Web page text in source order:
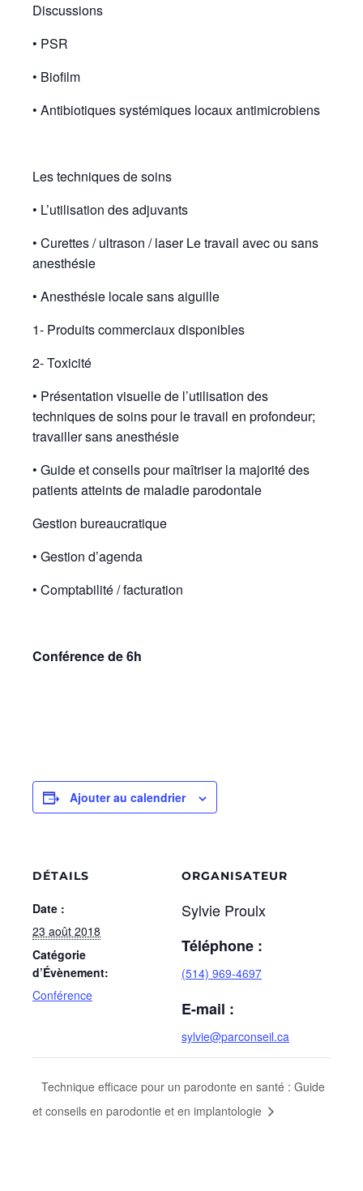
Discussions
• PSR
• Biofilm
• Antibiotiques systémiques locaux antimicrobiens
Les techniques de soins
• L’utilisation des adjuvants
• Curettes / ultrason / laser Le travail avec ou sans
anesthésie
• Anesthésie locale sans aiguille
1- Produits commerciaux disponibles
2- Toxicité
• Présentation visuelle de l’utilisation des
techniques de soins pour le travail en profondeur;
travailler sans anesthésie
• Guide et conseils pour maîtriser la majorité des
patients atteints de maladie parodontale
Gestion bureaucratique
• Gestion d’agenda
• Comptabilité / facturation
Conférence de 6h
Ajouter au calendrier
DÉTAILS
Date :
23 août 2018
Catégorie
d’Évènement:
Conférence
ORGANISATEUR
Sylvie Proulx
Téléphone :
(514) 969-4697
E-mail :
sylvie@parconseil.ca
Technique efficace pour un parodonte en santé : Guide
et conseils en parodontie et en implantologie